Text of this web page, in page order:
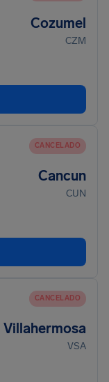
Cozumel
CZM
CANCELADO
Cancun
CUN
CANCELADO
Villahermosa
VSA